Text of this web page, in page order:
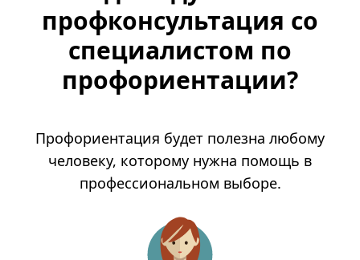
профконсультация со
специалистом по
профориентации?
Профориентация будет полезна любому
человеку, которому нужна помощь в
профессиональном выборе.